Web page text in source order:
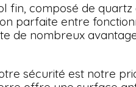
fin, composé de
parfaite entre
de nombreux
sécurité est notre